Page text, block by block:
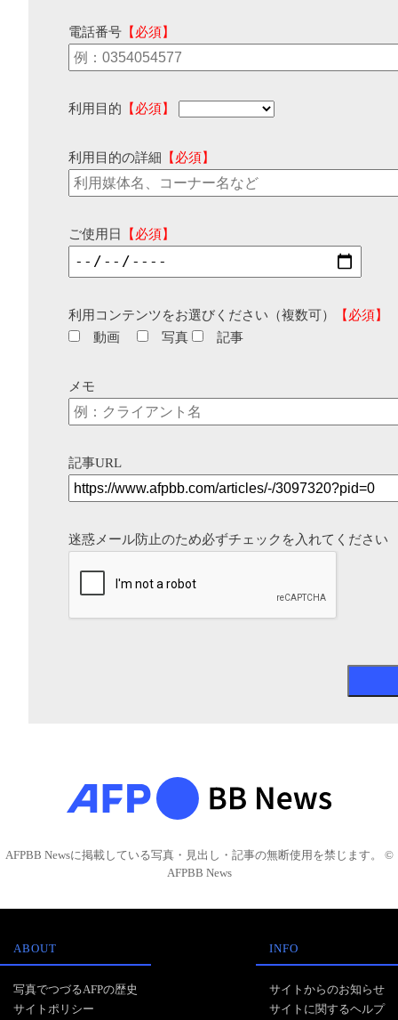
電話番号 【必須】
利用目的 【必須】
利用目的の詳細 【必須】
ご使用日 【必須】
利用コンテンツをお選びください（複数可）
【必須】
動画
写真 記事
メモ
記事URL
迷惑メール防止のため必ずチェックを入れてください
AFPBB Newsに掲載している写真・見出し・記事の無断使用を禁じます。 ©
AFPBB News
ABOUT
写真でつづるAFPの歴史
サイトポリシー
INFO
サイトからのお知らせ
サイトに関するヘルプ